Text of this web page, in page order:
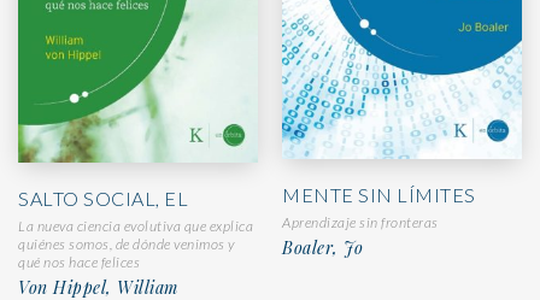
SALTO SOCIAL, EL
La nueva ciencia evolutiva que explica
quiénes somos, de dónde venimos y
qué nos hace felices
Von Hippel, William
MENTE SIN LÍMITES
Aprendizaje sin fronteras
Boaler, Jo